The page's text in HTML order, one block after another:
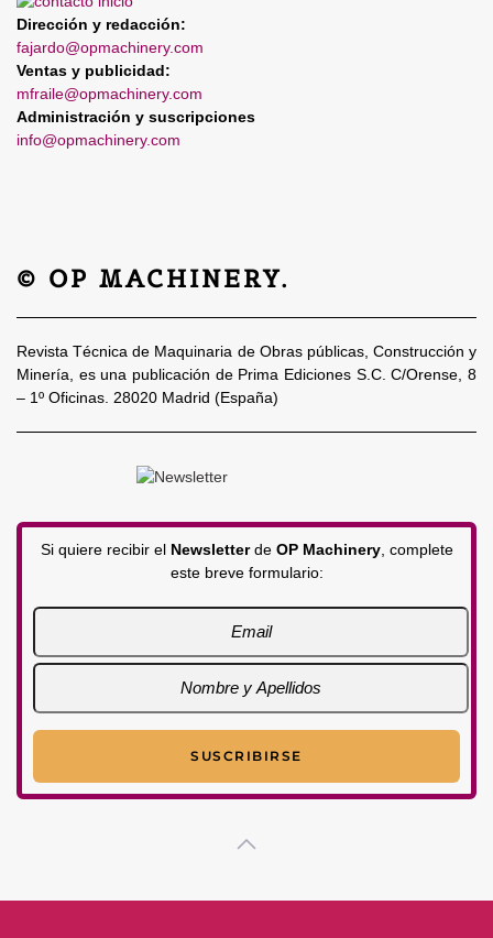
Dirección y redacción:
fajardo@opmachinery.com
Ventas y publicidad:
mfraile@opmachinery.com
Administración y suscripciones
info@opmachinery.com
© OP MACHINERY.
Revista Técnica de Maquinaria de Obras públicas, Construcción y
Minería, es una publicación de Prima Ediciones S.C. C/Orense, 8
– 1º Oficinas. 28020 Madrid (España)
Si quiere recibir el Newsletterde OP Machinery, complete
este breve formulario: